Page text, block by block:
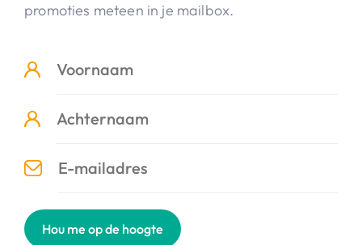
promoties meteen in je mailbox.
Hou me op de hoogte